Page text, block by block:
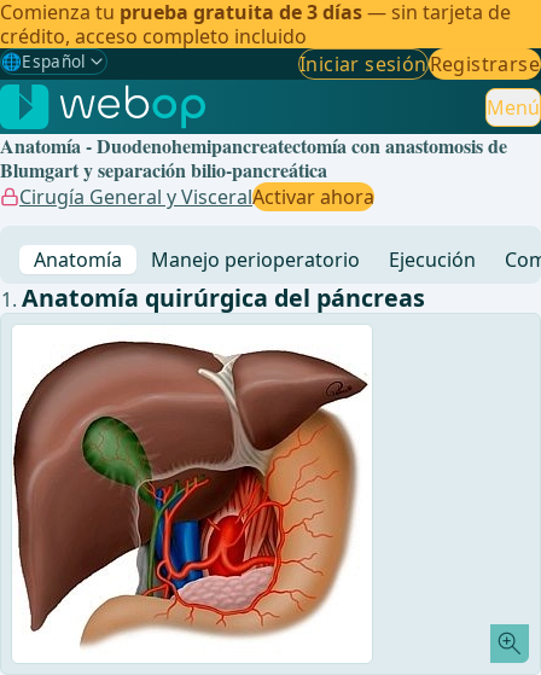
Comienza tu prueba gratuita de 3 días— sin tarjeta de
crédito, acceso completo incluido
🌐Español
Gewählte Sprache: Español
🇩🇪 Alemán
🇬🇧Inglés
🇪🇸Español ✓
🇧🇷Brasileño
Iniciar sesiónRegistrarse
Menú
Anatomía - Duodenohemipancreatectomía con anastomosis de
Blumgart y separación bilio-pancreática
Cirugía General y VisceralActivar ahora
Anatomía Manejo perioperatorio Ejecución
Anatomía quirúrgica del páncreas